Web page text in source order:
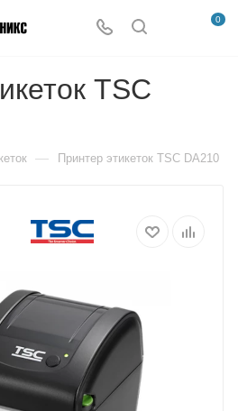
0
TSC
— Принтер этикеток TSC DA210